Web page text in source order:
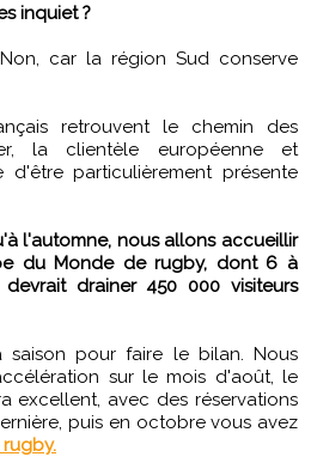
inquiet ?
Non, car la région Sud conserve
retrouvent le chemin des
la clientèle européenne et
d'être particulièrement présente
l'automne, nous allons accueillir
du Monde de rugby, dont 6 à
devrait drainer 450 000 visiteurs
pour faire le bilan. Nous
sur le mois d'août, le
excellent, avec des réservations
puis en octobre vous avez